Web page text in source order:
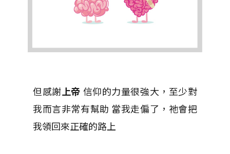
但感謝上帝 信仰的力量很強大，至少對
我而言非常有幫助 當我走偏了，祂會把
我領回來正確的路上